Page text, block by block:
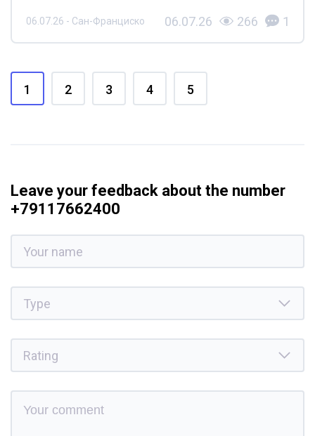
06.07.26 - Сан-Франциско 06.07.26 266 1
1 2 3 4 5
Leave your feedback about the number
+79117662400